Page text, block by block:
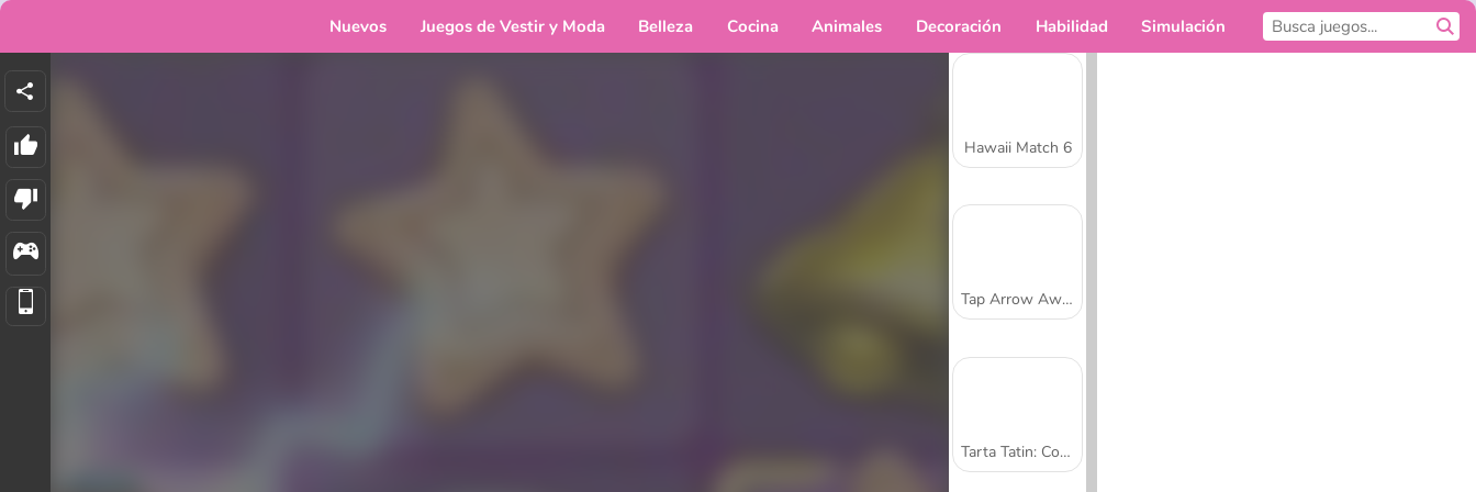
Nuevos Juegos de Vestir y Moda Belleza Cocina Animales Decoración Habilidad Simulación
Hawaii Match 6
Tap Arrow Away
Tarta Tatin: Cocina con Sara